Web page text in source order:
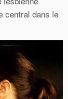
central dans le